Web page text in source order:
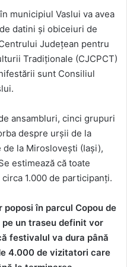
municipiul Vaslui va avea
datini și obiceiuri de
Județean pentru
Tradiționale (CJCPCT)
sunt Consiliul
ansambluri, cinci grupuri
despre urșii de la
de la Miroslovești (Iași),
estimează că toate
1.000 de participanți.
poposi în parcul Copou de
un traseu definit vor
festivalul va dura până
4.000 de vizitatori care